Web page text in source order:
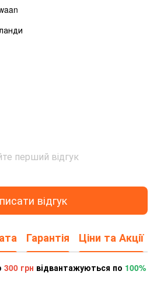
перший відгук
відгук
Гарантія Ціни та Акції
300 грн відвантажуються по 100%